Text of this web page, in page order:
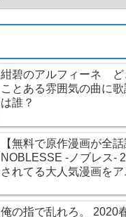
紺碧のアルフィーネ ど
ことある雰囲気の曲に
は誰？
【無料で原作漫画が全話
NOBLESSE -ノブレス-
されてる大人気漫画を
俺の指で乱れろ。 2020